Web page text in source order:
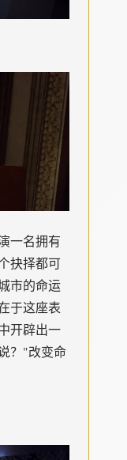
一名拥有
抉择都可
市的命运
于这座表
开辟出一
？"改变命